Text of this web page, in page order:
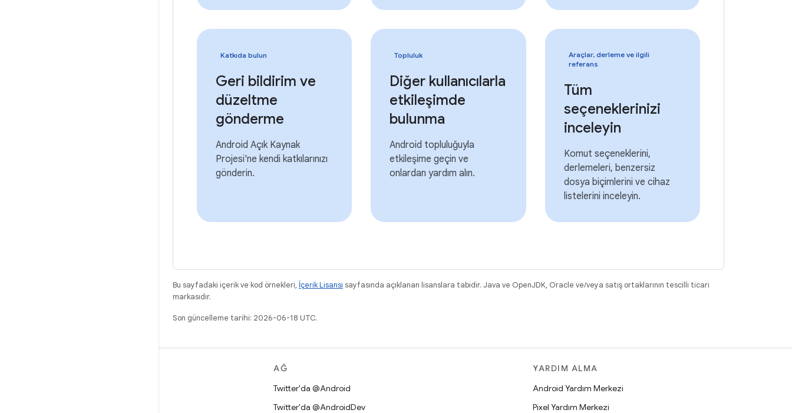
Katkıda bulun
Geri bildirim ve
düzeltme
gönderme
Android Açık Kaynak
Projesi'ne kendi katkılarınızı
gönderin.
Topluluk
Diğer kullanıcılarla
etkileşimde
bulunma
Android topluluğuyla
etkileşime geçin ve
onlardan yardım alın.
Araçlar, derleme ve ilgili
referans
Tüm
seçeneklerinizi
inceleyin
Komut seçeneklerini,
derlemeleri, benzersiz
dosya biçimlerini ve cihaz
listelerini inceleyin.
Bu sayfadaki içerik ve kod örnekleri, İçerik Lisansı sayfasında açıklanan lisanslara tabidir. Java ve OpenJDK, Oracle ve/veya satış ortaklarının tescilli ticari
markasıdır.
Son güncelleme tarihi: 2026-06-18 UTC.
AĞ
Twitter'da @Android
Twitter'da @AndroidDev
YARDIM ALMA
Android Yardım Merkezi
Pixel Yardım Merkezi